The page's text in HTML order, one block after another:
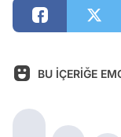
BU İÇERİĞE